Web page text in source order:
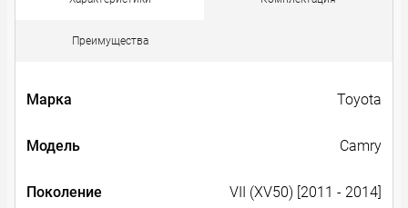
Преимущества
Марка Toyota
Модель Camry
Поколение VII (XV50) [2011 - 2014]